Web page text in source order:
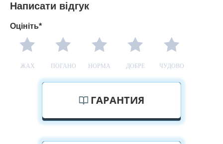
Написати відгук
Оцініть*
ЖАХ ПОГАНО НОРМА ДОБРЕ ЧУДОВО
ГАРАНТИЯ